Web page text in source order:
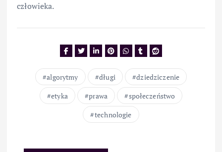
człowieka.
algorytmy długi
dziedziczenie
etyka
prawa
społeczeństwo
technologie